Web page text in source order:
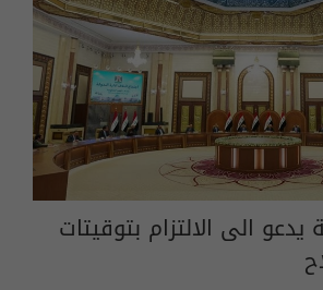
يدعو الى الالتزام بتوقيتات